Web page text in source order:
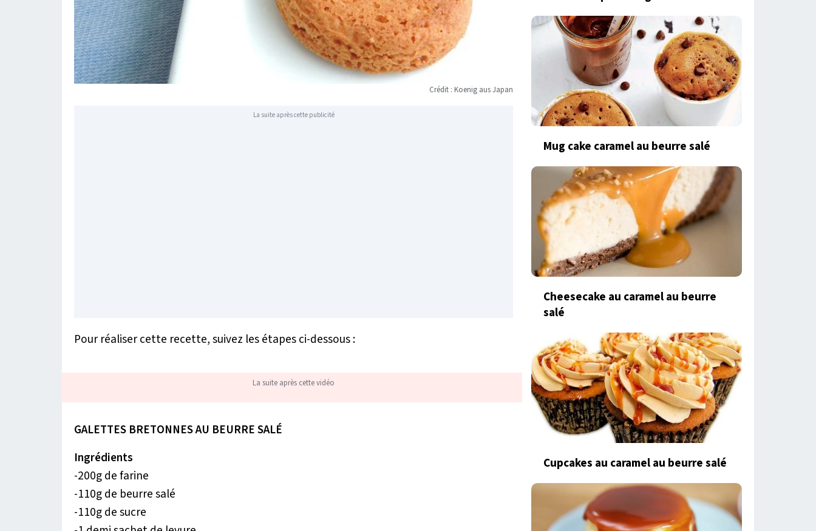
Crédit : Koenig aus Japan
La suite après cette publicité
Pour réaliser cette recette, suivez les étapes ci-dessous :
La suite après cette vidéo
GALETTES BRETONNES AU BEURRE SALÉ
Ingrédients
-200g de farine
-110g de beurre salé
-110g de sucre
Mug cake caramel au beurre salé
Cheesecake au caramel au beurre
salé
Cupcakes au caramel au beurre salé